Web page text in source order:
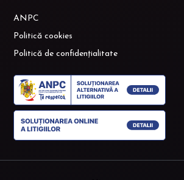
ANPC
Politică cookies
Politică de confidențialitate